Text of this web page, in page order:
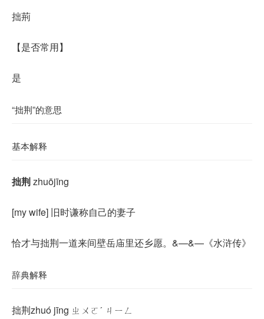
拙荊
【是否常用】
是
“拙荆”的意思
基本解释
拙荆zhuōjīng
[my wife] 旧时谦称自己的妻子
恰才与拙荆一道来间壁岳庙里还乡愿。&—&—《水浒传》
辞典解释
拙荆zhuó jīng ㄓㄨㄛˊ ㄐㄧㄥ